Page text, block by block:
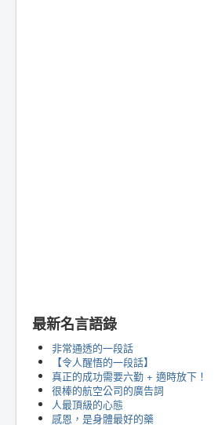
最新名言語錄
非常通透的一段話
【令人醒悟的一段話】
真正的成功需要六勤 + 適時放下！
很棒的航空公司的廣告詞
人最頂級的心態
感恩，是身體最好的藥